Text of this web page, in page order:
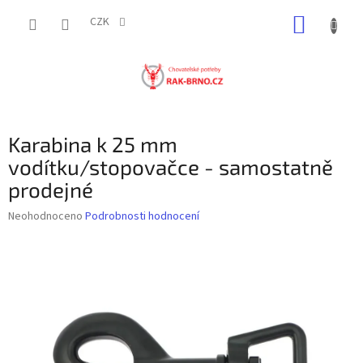
CZK
Karabina k 25 mm
vodítku/stopovačce - samostatně
prodejné
Průměrné
Neohodnoceno Podrobnosti hodnocení